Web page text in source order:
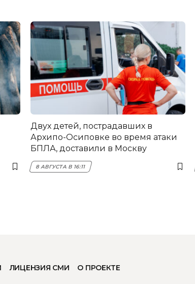
Двух детей, пострадавших в
Архипо-Осиповке во время атаки
БПЛА, доставили в Москву
8 АВГУСТА В 16:11
ЛИЦЕНЗИЯ СМИ О ПРОЕКТЕ